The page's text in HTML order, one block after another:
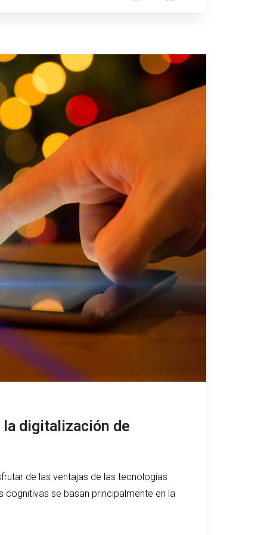
digitalización de
de las ventajas de las tecnologías
se basan principalmente en la